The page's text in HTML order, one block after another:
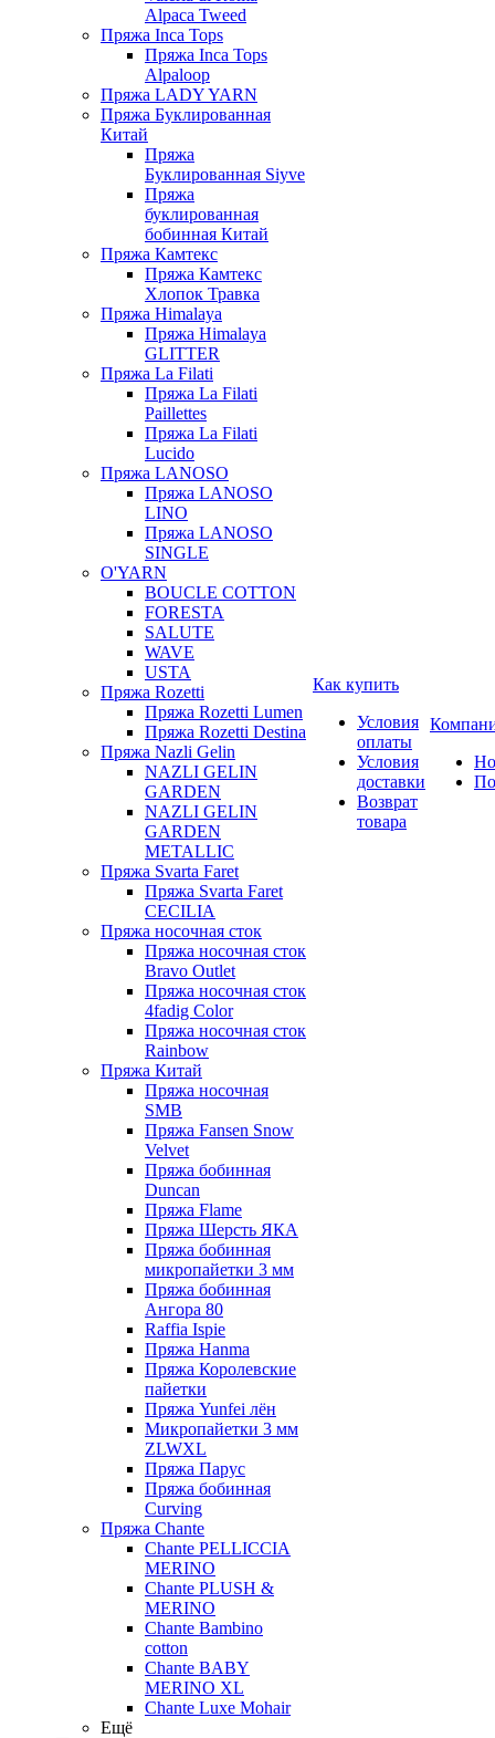
Alpaca Tweed
Пряжа Inca Tops
Пряжа Inca Tops
Alpaloop
Пряжа LADY YARN
Пряжа Буклированная
Китай
Пряжа
Буклированная Siyve
Пряжа
буклированная
бобинная Китай
Пряжа Камтекс
Пряжа Камтекс
Хлопок Травка
Пряжа Himalaya
Пряжа Himalaya
GLITTER
Пряжа La Filati
Пряжа La Filati
Paillettes
Пряжа La Filati
Lucido
Пряжа LANOSO
Пряжа LANOSO
LINO
Пряжа LANOSO
SINGLE
O'YARN
BOUCLE COTTON
FORESTA
SALUTE
WAVE
USTA
Пряжа Rozetti
Пряжа Rozetti Lumen
Пряжа Rozetti Destina
Пряжа Nazli Gelin
NAZLI GELIN
GARDEN
NAZLI GELIN
GARDEN
METALLIC
Пряжа Svarta Faret
Пряжа Svarta Faret
CECILIA
Пряжа носочная сток
Пряжа носочная сток
Bravo Outlet
Пряжа носочная сток
4fadig Color
Пряжа носочная сток
Rainbow
Пряжа Китай
Пряжа носочная
SMB
Пряжа Fansen Snow
Velvet
Пряжа бобинная
Duncan
Пряжа Flame
Пряжа Шерсть ЯКА
Пряжа бобинная
микропайетки 3 мм
Пряжа бобинная
Ангора 80
Raffia Ispie
Пряжа Hanma
Пряжа Королевские
пайетки
Пряжа Yunfei лён
Микропайетки 3 мм
ZLWXL
Пряжа Парус
Пряжа бобинная
Curving
Пряжа Chante
Chante PELLICCIA
MERINO
Chante PLUSH &
MERINO
Chante Bambino
cotton
Chante BABY
MERINO XL
Chante Luxe Mohair
Ещё
Как купить
Условия
оплаты
Условия
доставки
Возврат
товара